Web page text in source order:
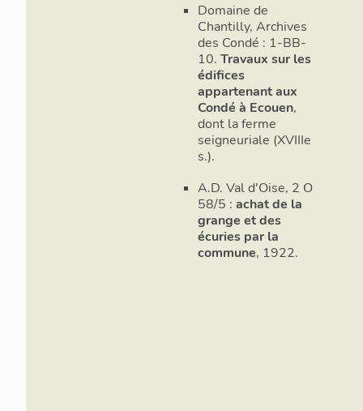
Domaine de
Chantilly, Archives
des Condé : 1-BB-
10. Travaux sur les
édifices
appartenant aux
Condé à Ecouen,
dont la ferme
seigneuriale (XVIIIe
s.).
A.D. Val d'Oise, 2 O
58/5 : achat de la
grange et des
écuries par la
commune, 1922.